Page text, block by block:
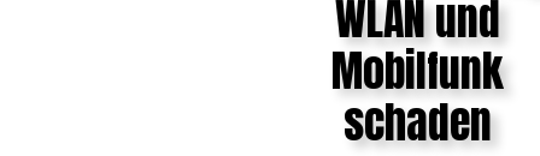
WLAN und
Mobilfunk
schaden